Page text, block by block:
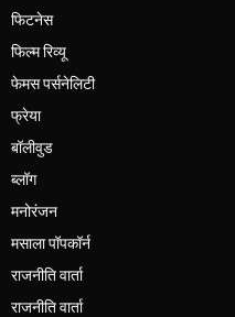
फिटनेस
फिल्म रिव्यू
फेमस पर्सनेलिटी
फ्रेया
बॉलीवुड
ब्लॉग
मनोरंजन
मसाला पॉपकॉर्न
राजनीति वार्ता
राजनीति वार्ता